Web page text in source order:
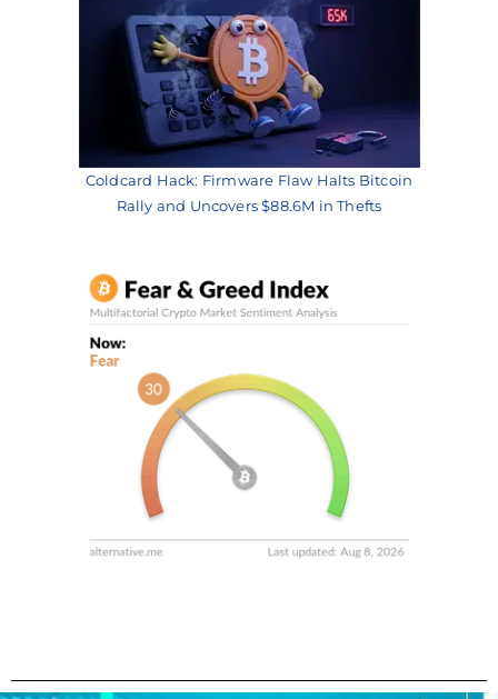
Coldcard Hack: Firmware Flaw Halts Bitcoin
Rally and Uncovers $88.6M in Thefts